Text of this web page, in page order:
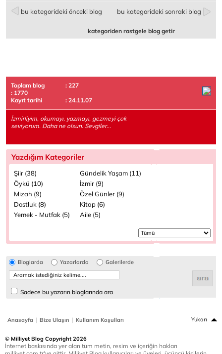
bu kategorideki önceki blog bu kategorideki sonraki blog
kategoriden rastgele blog getir
Toplam blog
: 227
: 1770
Kayıt tarihi
: 24.11.07
İzmirliyim, okumayı, yazmayı, gezmeyi çok
seviyorum. Daha ne olsun. Sevgiler...
Yazdığım Kategoriler
Şiir (38)
Gündelik Yaşam (11)
Öykü (10)
İzmir (9)
Mizah (9)
Özel Günler (9)
Dostluk (8)
Kitap (6)
Yemek - Mutfak (5)
Aile (5)
Bloglarda Yazarlarda Galerilerde
Sadece bu yazarın bloglarında ara
Anasayfa | Bize Ulaşın | Kullanım Koşulları Yukarı
© Milliyet Blog Copyright 2026
İnternet baskısında yer alan tüm metin, resim ve içeriğin hakları